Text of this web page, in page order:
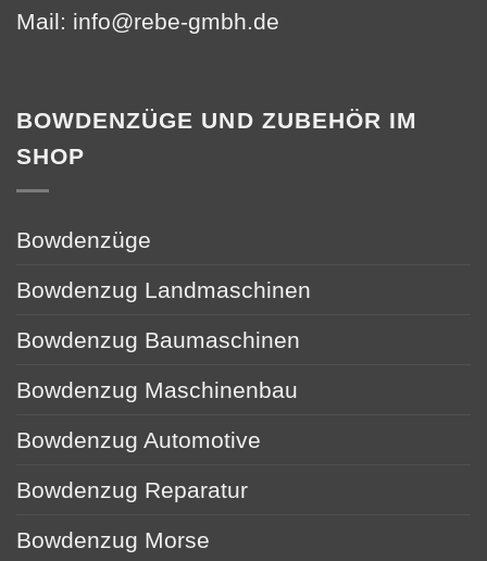
Mail: info@rebe-gmbh.de
BOWDENZÜGE UND ZUBEHÖR IM
SHOP
Bowdenzüge
Bowdenzug Landmaschinen
Bowdenzug Baumaschinen
Bowdenzug Maschinenbau
Bowdenzug Automotive
Bowdenzug Reparatur
Bowdenzug Morse